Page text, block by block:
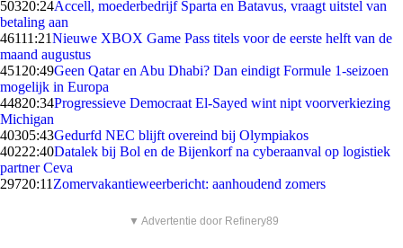
50320:24Accell, moederbedrijf Sparta en Batavus, vraagt uitstel van
betaling aan
46111:21Nieuwe XBOX Game Pass titels voor de eerste helft van de
maand augustus
451 20:49Geen Qatar en Abu Dhabi? Dan eindigt Formule 1-seizoen
mogelijk in Europa
44820:34Progressieve Democraat El-Sayed wint nipt voorverkiezing
Michigan
40305:43Gedurfd NEC blijft overeind bij Olympiakos
40222:40Datalek bij Bol en de Bijenkorf na cyberaanval op logistiek
partner Ceva
29720:11 Zomervakantieweerbericht: aanhoudend zomers
▼ Advertentie door Refinery89